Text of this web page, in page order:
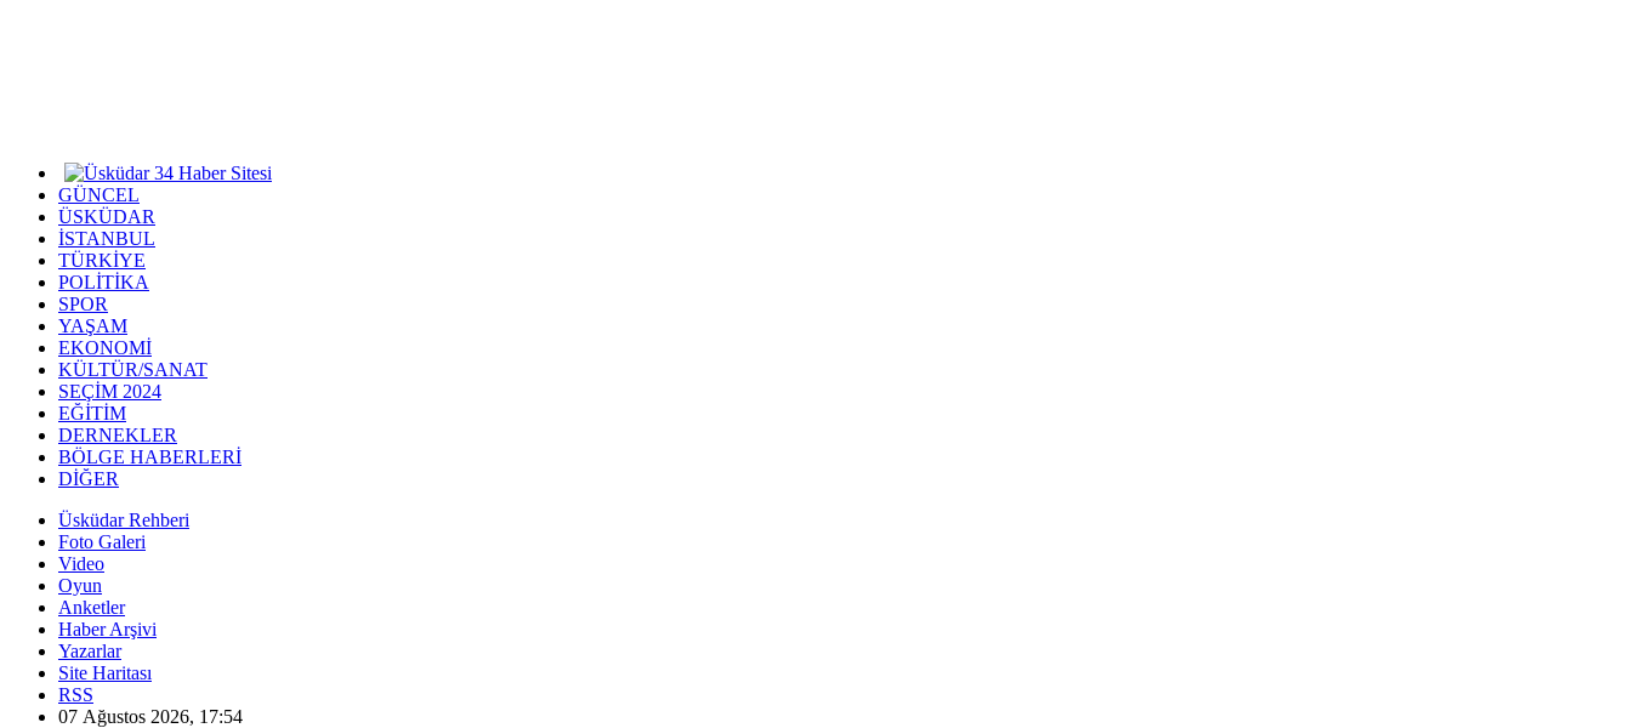
GÜNCEL
ÜSKÜDAR
İSTANBUL
TÜRKİYE
POLİTİKA
SPOR
YAŞAM
EKONOMİ
KÜLTÜR/SANAT
SEÇİM 2024
EĞİTİM
DERNEKLER
BÖLGE HABERLERİ
DİĞER
Üsküdar Rehberi
Foto Galeri
Video
Oyun
Anketler
Haber Arşivi
Yazarlar
Site Haritası
RSS
07 Ağustos 2026, 17:54